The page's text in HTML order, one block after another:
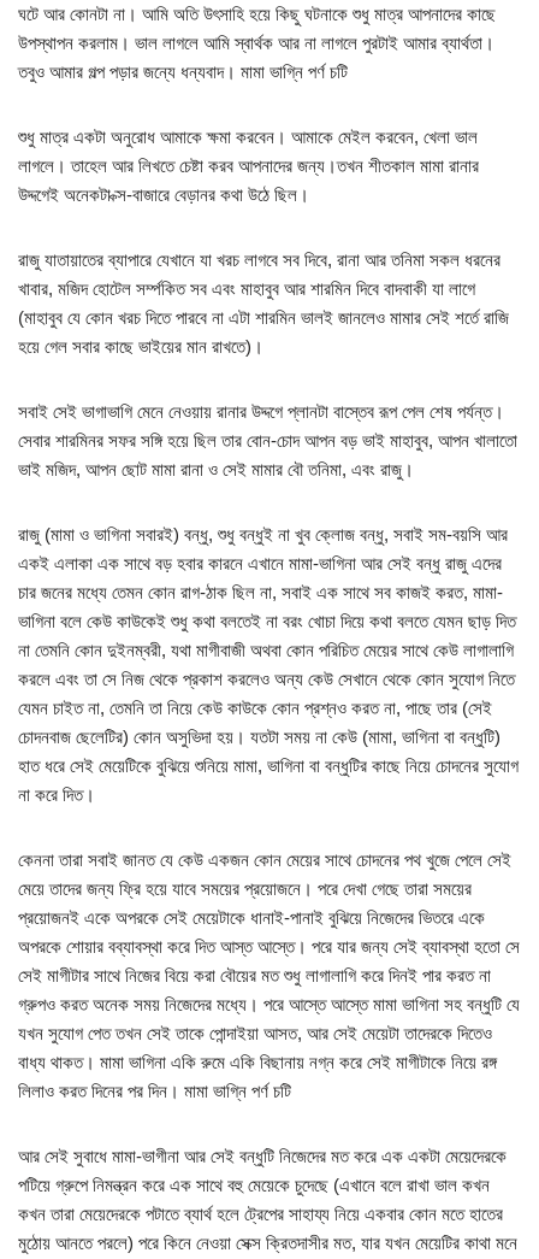
ঘটে আর কোনটা না। আমি অতি উৎসাহি হয়ে কিছু ঘটনাকে শুধু মাত্র আপনাদের কাছে
উপস্থাপন করলাম। ভাল লাগলে আমি স্বার্থক আর না লাগলে পুরটাই আমার ব্যার্থতা।
তবুও আমার গল্প পড়ার জন্যে ধন্যবাদ। মামা ভাগ্নি পর্ণ চটি
শুধু মাত্র একটা অনুরোধ আমাকে ক্ষমা করবেন। আমাকে মেইল করবেন, খেলা ভাল
লাগলে। তাহেল আর লিখতে চেষ্টা করব আপনাদের জন্য।তখন শীতকাল মামা রানার
উদ্দগেই অনেকটা ক্স-বাজারে বেড়ানর কথা উঠে ছিল।
রাজু যাতায়াতের ব্যাপারে যেখানে যা খরচ লাগবে সব দিবে, রানা আর তনিমা সকল ধরনের
খাবার, মজিদ হোটেল সর্ম্পকিত সব এবং মাহাবুব আর শারমিন দিবে বাদবাকী যা লাগে
(মাহাবুব যে কোন খরচ দিতে পারবে না এটা শারমিন ভালই জানলেও মামার সেই শর্তে রাজি
হয়ে গেল সবার কাছে ভাইয়ের মান রাখতে)।
সবাই সেই ভাগাভাগি মেনে নেওয়ায় রানার উদ্দগে প্লানটা বাস্তেব রূপ পেল শেষ পর্যন্ত।
সেবার শারমিনর সফর সঙ্গি হয়ে ছিল তার বোন-চোদ আপন বড় ভাই মাহাবুব, আপন খালাতো
ভাই মজিদ, আপন ছোট মামা রানা ও সেই মামার বৌ তনিমা, এবং রাজু।
রাজু (মামা ও ভাগিনা সবারই) বন্ধু, শুধু বন্ধুই না খুব ক্লোজ বন্ধু, সবাই সম-বয়সি আর
একই এলাকা এক সাথে বড় হবার কারনে এখানে মামা-ভাগিনা আর সেই বন্ধু রাজু এদের
চার জনের মধ্যে তেমন কোন রাগ-ঠাক ছিল না, সবাই এক সাথে সব কাজই করত, মামা-
ভাগিনা বলে কেউ কাউকেই শুধু কথা বলতেই না বরং খোচা দিয়ে কথা বলতে যেমন ছাড় দিত
না তেমনি কোন দুইনম্বরী, যথা মাগীবাজী অথবা কোন পরিচিত মেয়ের সাথে কেউ লাগালাগি
করলে এবং তা সে নিজ থেকে প্রকাশ করলেও অন্য কেউ সেখানে থেকে কোন সুযোগ নিতে
যেমন চাইত না, তেমনি তা নিয়ে কেউ কাউকে কোন প্রশ্নও করত না, পাছে তার (সেই
চোদনবাজ ছেলেটির) কোন অসুভিদা হয়। যতটা সময় না কেউ (মামা, ভাগিনা বা বন্ধুটি)
হাত ধরে সেই মেয়েটিকে বুঝিয়ে শুনিয়ে মামা, ভাগিনা বা বন্ধুটির কাছে নিয়ে চোদনের সুযোগ
না করে দিত।
কেননা তারা সবাই জানত যে কেউ একজন কোন মেয়ের সাথে চোদনের পথ খুজে পেলে সেই
মেয়ে তাদের জন্য ফ্রি হয়ে যাবে সময়ের প্রয়োজনে। পরে দেখা গেছে তারা সময়ের
প্রয়োজনই একে অপরকে সেই মেয়েটাকে ধানাই-পানাই বুঝিয়ে নিজেদের ভিতরে একে
অপরকে শোয়ার বব্যাবস্থা করে দিত আস্ত আস্তে। পরে যার জন্য সেই ব্যাবস্থা হতো সে
সেই মাগীটার সাথে নিজের বিয়ে করা বৌয়ের মত শুধু লাগালাগি করে দিনই পার করত না
গ্রুপও করত অনেক সময় নিজেদের মধ্যে। পরে আস্তে আস্তে মামা ভাগিনা সহ বন্ধুটি যে
যখন সুযোগ পেত তখন সেই তাকে পোন্দাইয়া আসত, আর সেই মেয়েটা তাদেরকে দিতেও
বাধ্য থাকত। মামা ভাগিনা একি রুমে একি বিছানায় নগ্ন করে সেই মাগীটাকে নিয়ে রঙ্গ
লিলাও করত দিনের পর দিন। মামা ভাগ্নি পর্ণ চটি
আর সেই সুবাধে মামা-ভাগীনা আর সেই বন্ধুটি নিজেদের মত করে এক একটা মেয়েদেরকে
পটিয়ে গ্রুপে নিমন্ত্রন করে এক সাথে বহু মেয়েকে চুদেছে (এখানে বলে রাখা ভাল কখন
কখন তারা মেয়েদেরকে পটাতে ব্যার্থ হলে ট্রেপের সাহায্য নিয়ে একবার কোন মতে হাতের
মুঠোয় আনতে পরলে) পরে কিনে নেওয়া সেক্স ক্রিতদাসীর মত, যার যখন মেয়েটির কাথা মনে